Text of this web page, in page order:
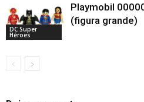
DC Super
Héroes
Playmobil
(figura grande)